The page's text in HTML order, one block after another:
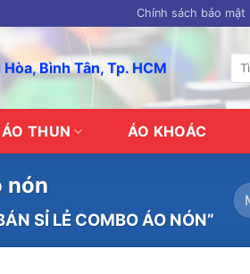
Chính sách bảo mật
Bình Tân, Tp. HCM
Tìm
ÁO THUN ÁO KHOÁC
nón
SỈ LẺ COMBO ÁO NÓN”